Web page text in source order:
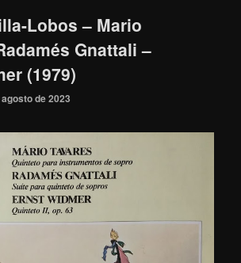
Lobos – Mario
Gnattali –
(1979)
de 2023